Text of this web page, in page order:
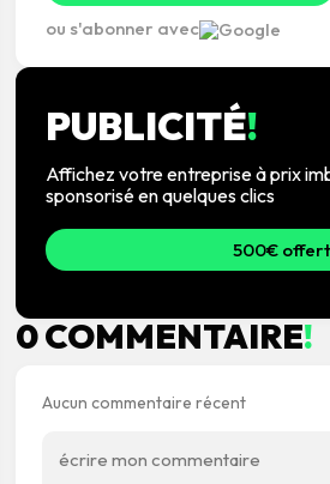
ou s'abonner avec
PUBLICITÉ!
Affichez votre entreprise à prix
sponsorisé en quelques clics
500€
0 COMMENTAIRE!
Aucun commentaire récent